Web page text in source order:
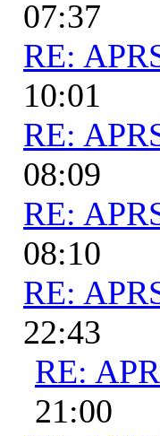
07:37
RE:
10:01
RE:
08:09
RE:
08:10
RE:
22:43
RE:
21:00